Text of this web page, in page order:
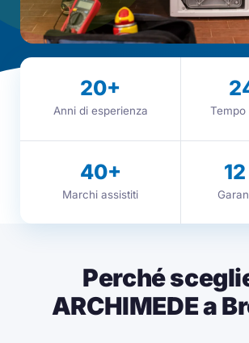
20+
Anni di esperienza
40+
Marchi assistiti
12
Perché
ARCHIMEDE a